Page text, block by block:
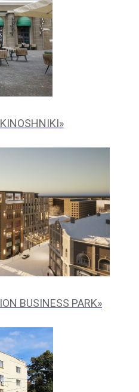
BUSINESS PARK»